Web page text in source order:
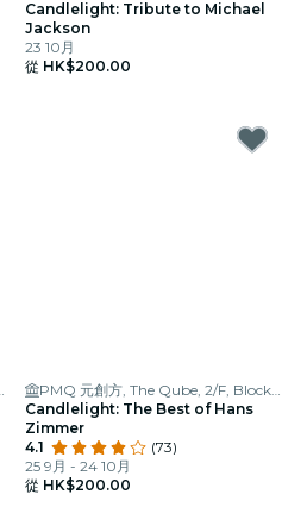
Candlelight: Tribute to Michael
Jackson
23 10月
從 HK$200.00
F, Block A
PMQ 元創方, The Qube, 2/F, Block A
Candlelight: The Best of Hans
Zimmer
4.1
(73)
25 9月 - 24 10月
從 HK$200.00